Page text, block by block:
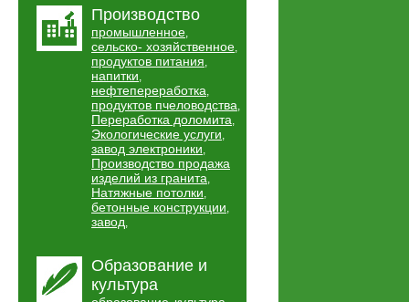
Производство
промышленное,
сельско- хозяйственное,
продуктов питания,
напитки,
нефтепереработка,
продуктов пчеловодства,
Переработка доломита,
Экологические услуги,
завод электроники,
Производство продажа
изделий из гранита,
Натяжные потолки,
бетонные конструкции,
завод,
Образование и
культура